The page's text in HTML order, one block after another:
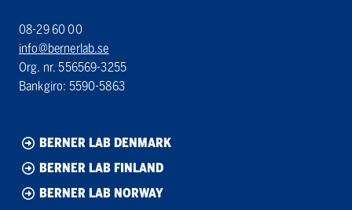
08-29 60 00
info@bernerlab.se
Org. nr. 556569-3255
Bankgiro: 5590-5863
BERNER LAB DENMARK
BERNER LAB FINLAND
BERNER LAB NORWAY